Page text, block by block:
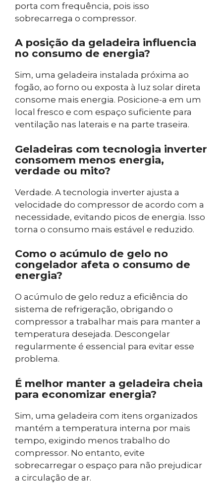
porta com frequência, pois isso
sobrecarrega o compressor.
A posição da geladeira influencia
no consumo de energia?
Sim, uma geladeira instalada próxima ao
fogão, ao forno ou exposta à luz solar direta
consome mais energia. Posicione-a em um
local fresco e com espaço suficiente para
ventilação nas laterais e na parte traseira.
Geladeiras com tecnologia inverter
consomem menos energia,
verdade ou mito?
Verdade. A tecnologia inverter ajusta a
velocidade do compressor de acordo com a
necessidade, evitando picos de energia. Isso
torna o consumo mais estável e reduzido.
Como o acúmulo de gelo no
congelador afeta o consumo de
energia?
O acúmulo de gelo reduz a eficiência do
sistema de refrigeração, obrigando o
compressor a trabalhar mais para manter a
temperatura desejada. Descongelar
regularmente é essencial para evitar esse
problema.
É melhor manter a geladeira cheia
para economizar energia?
Sim, uma geladeira com itens organizados
mantém a temperatura interna por mais
tempo, exigindo menos trabalho do
compressor. No entanto, evite
sobrecarregar o espaço para não prejudicar
a circulação de ar.